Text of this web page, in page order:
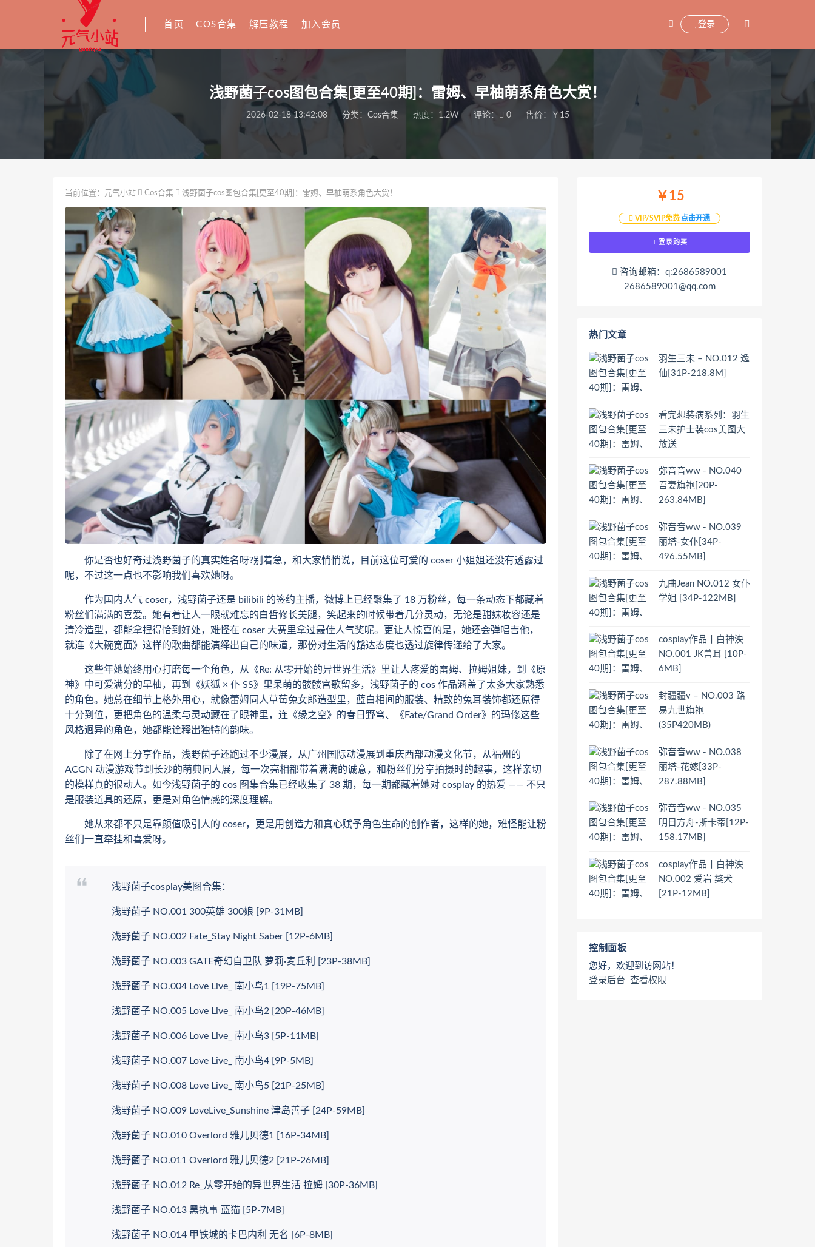
首页 COS合集 解压教程 加入会员 登录
浅野菌子cos图包合集[更至40期]：雷姆、早柚萌系角色大赏！
2026-02-18 13:42:08 分类： Cos合集 热度：1.2W 评论： 0 售价：￥15
当前位置： 元气小站 Cos合集 浅野菌子cos图包合集[更至40期]：雷姆、早柚萌系角色大赏！
你是否也好奇过浅野菌子的真实姓名呀?别着急，和大家悄悄说，目前这位可爱的 coser 小姐姐还没有透露过
呢，不过这一点也不影响我们喜欢她呀。
作为国内人气 coser，浅野菌子还是 bilibili 的签约主播，微博上已经聚集了 18 万粉丝，每一条动态下都藏着
粉丝们满满的喜爱。她有着让人一眼就难忘的白皙修长美腿，笑起来的时候带着几分灵动，无论是甜妹妆容还是
清冷造型，都能拿捏得恰到好处，难怪在 coser 大赛里拿过最佳人气奖呢。更让人惊喜的是，她还会弹唱吉他，
就连《大碗宽面》这样的歌曲都能演绎出自己的味道，那份对生活的豁达态度也透过旋律传递给了大家。
这些年她始终用心打磨每一个角色，从《Re: 从零开始的异世界生活》里让人疼爱的雷姆、拉姆姐妹，到《原
神》中可爱满分的早柚，再到《妖狐 × 仆 SS》里呆萌的髅髅宫歌留多，浅野菌子的 cos 作品涵盖了太多大家熟悉
的角色。她总在细节上格外用心，就像蕾姆同人草莓兔女郎造型里，蓝白相间的服装、精致的兔耳装饰都还原得
十分到位，更把角色的温柔与灵动藏在了眼神里，连《缘之空》的春日野穹、《Fate/Grand Order》的玛修这些
风格迥异的角色，她都能诠释出独特的韵味。
除了在网上分享作品，浅野菌子还跑过不少漫展，从广州国际动漫展到重庆西部动漫文化节，从福州的
ACGN 动漫游戏节到长沙的萌典同人展，每一次亮相都带着满满的诚意，和粉丝们分享拍摄时的趣事，这样亲切
的模样真的很动人。如今浅野菌子的 cos 图集合集已经收集了 38 期，每一期都藏着她对 cosplay 的热爱 —— 不只
是服装道具的还原，更是对角色情感的深度理解。
她从来都不只是靠颜值吸引人的 coser，更是用创造力和真心赋予角色生命的创作者，这样的她，难怪能让粉
丝们一直牵挂和喜爱呀。
浅野菌子cosplay美图合集：
浅野菌子 NO.001 300英雄 300娘 [9P-31MB]
浅野菌子 NO.002 Fate_Stay Night Saber [12P-6MB]
浅野菌子 NO.003 GATE奇幻自卫队 萝莉·麦丘利 [23P-38MB]
浅野菌子 NO.004 Love Live_ 南小鸟1 [19P-75MB]
浅野菌子 NO.005 Love Live_ 南小鸟2 [20P-46MB]
浅野菌子 NO.006 Love Live_ 南小鸟3 [5P-11MB]
浅野菌子 NO.007 Love Live_ 南小鸟4 [9P-5MB]
浅野菌子 NO.008 Love Live_ 南小鸟5 [21P-25MB]
浅野菌子 NO.009 LoveLive_Sunshine 津岛善子 [24P-59MB]
浅野菌子 NO.010 Overlord 雅儿贝德1 [16P-34MB]
浅野菌子 NO.011 Overlord 雅儿贝德2 [21P-26MB]
浅野菌子 NO.012 Re_从零开始的异世界生活 拉姆 [30P-36MB]
浅野菌子 NO.013 黑执事 蓝猫 [5P-7MB]
浅野菌子 NO.014 甲铁城的卡巴内利 无名 [6P-8MB]
￥15
VIP/SVIP免费 点击开通
登录购买
咨询邮箱：q:2686589001
2686589001@qq.com
热门文章
羽生三未 – NO.012 逸
仙[31P-218.8M]
看完想装病系列：羽生
三未护士装cos美图大
放送
弥音音ww - NO.040
吾妻旗袍[20P-
263.84MB]
弥音音ww - NO.039
丽塔-女仆[34P-
496.55MB]
九曲Jean NO.012 女仆
学姐 [34P-122MB]
cosplay作品丨白神泱
NO.001 JK兽耳 [10P-
6MB]
封疆疆v – NO.003 路
易九世旗袍
(35P420MB)
弥音音ww - NO.038
丽塔-花嫁[33P-
287.88MB]
弥音音ww - NO.035
明日方舟-斯卡蒂[12P-
158.17MB]
cosplay作品丨白神泱
NO.002 爱岩 獒犬
[21P-12MB]
控制面板
您好，欢迎到访网站！
登录后台 查看权限